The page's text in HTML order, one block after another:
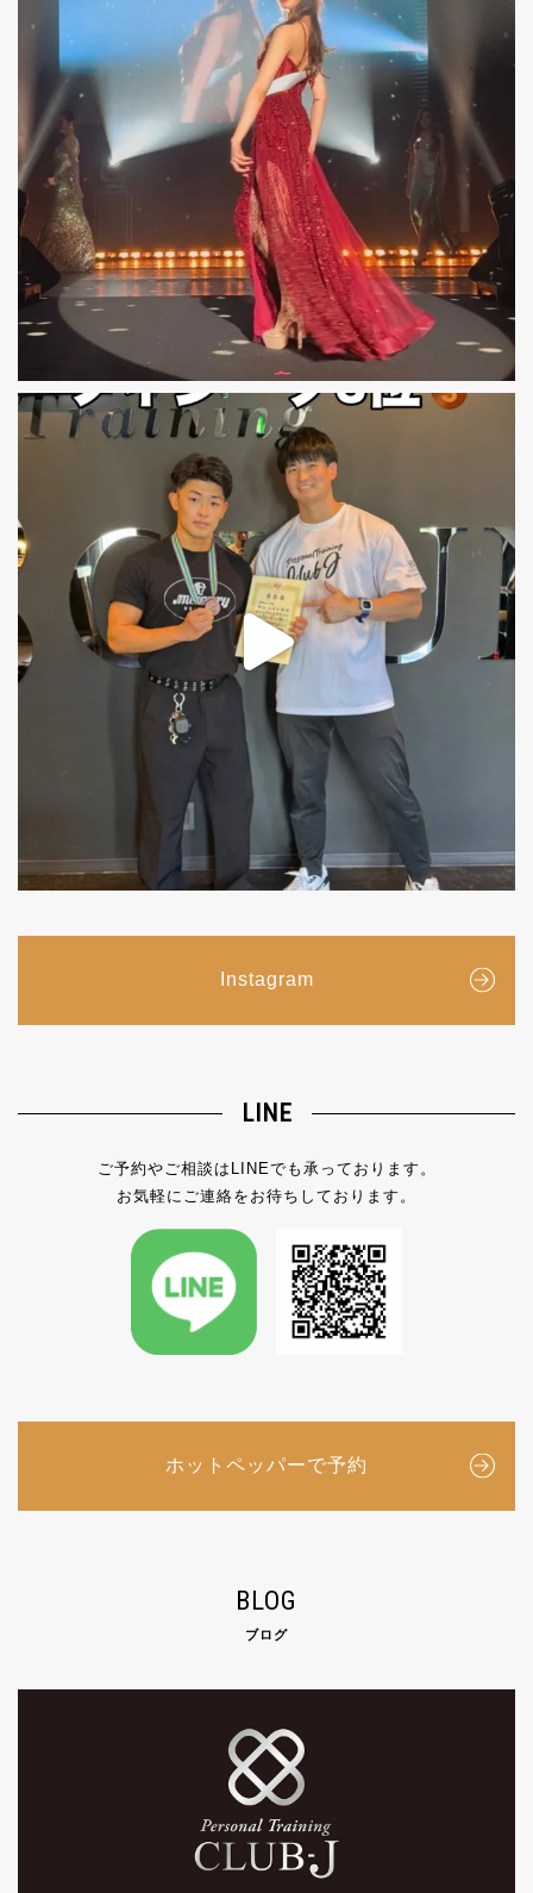
Instagram
LINE
ご予約やご相談はLINEでも承っております。
お気軽にご連絡をお待ちしております。
ホットペッパーで予約
BLOG
ブログ